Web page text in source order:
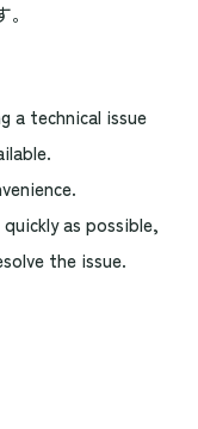
a technical issue
as possible,
the issue.